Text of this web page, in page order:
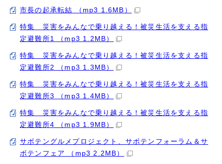
市長の起承転結 （mp3 1.6MB）
特集 災害をみんなで乗り越える！被災生活を支える指
定避難所1 （mp3 1.2MB）
特集 災害をみんなで乗り越える！被災生活を支える指
定避難所2 （mp3 1.3MB）
特集 災害をみんなで乗り越える！被災生活を支える指
定避難所3 （mp3 1.4MB）
特集 災害をみんなで乗り越える！被災生活を支える指
定避難所4 （mp3 1.9MB）
サボテングルメプロジェクト、サボテンフォーラム＆サ
ボテンフェア （mp3 2.2MB）